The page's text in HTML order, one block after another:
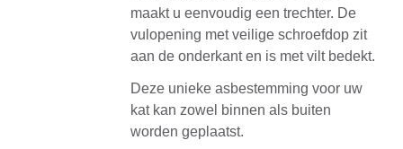
maakt u eenvoudig een trechter. De
vulopening met veilige schroefdop zit
aan de onderkant en is met vilt bedekt.
Deze unieke asbestemming voor uw
kat kan zowel binnen als buiten
worden geplaatst.